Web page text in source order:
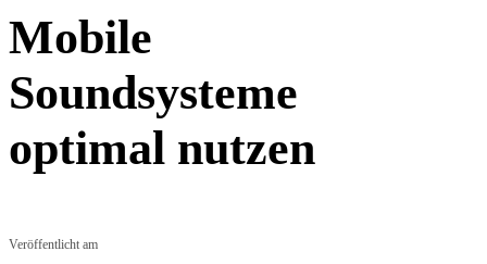
Mobile
Soundsysteme
optimal nutzen
Veröffentlicht am